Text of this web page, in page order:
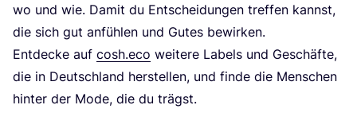
wo und wie. Damit du Ent­schei­dun­gen tref­fen kannst,
die sich gut anfüh­len und Gutes bewirken.
Ent­de­cke auf cosh.eco wei­te­re Labels und Geschäf­te,
die in Deutsch­land her­stel­len, und fin­de die Men­schen
hin­ter der Mode, die du trägst.